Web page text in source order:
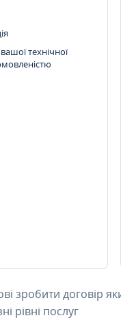
технічної
зробити договір
рівні послуг